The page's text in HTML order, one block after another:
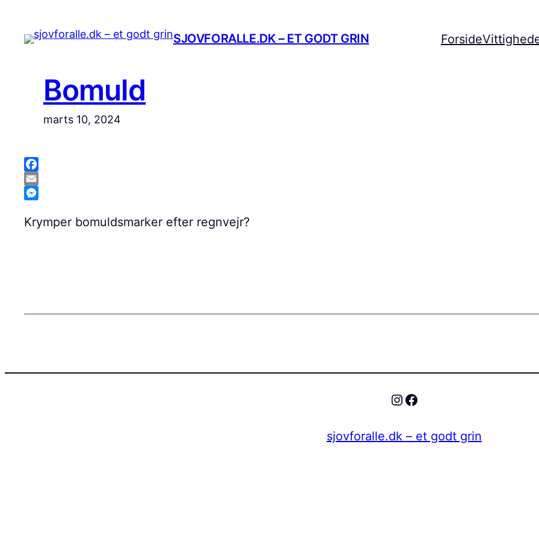
indhold
SJOVFORALLE.DK – ET GODT GRIN Forside
Bomuld
marts 10, 2024
Facebook
Email
Krymper bomuldsmarker efter regnvejr?
Instagram
Facebook
sjovforalle.dk – et godt grin